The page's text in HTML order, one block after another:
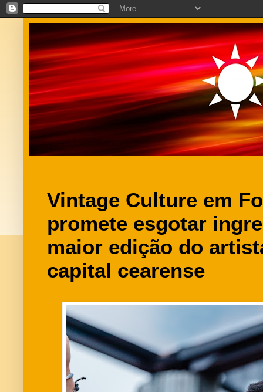
Vintage Culture em
promete esgotar
maior edição do
capital cearense